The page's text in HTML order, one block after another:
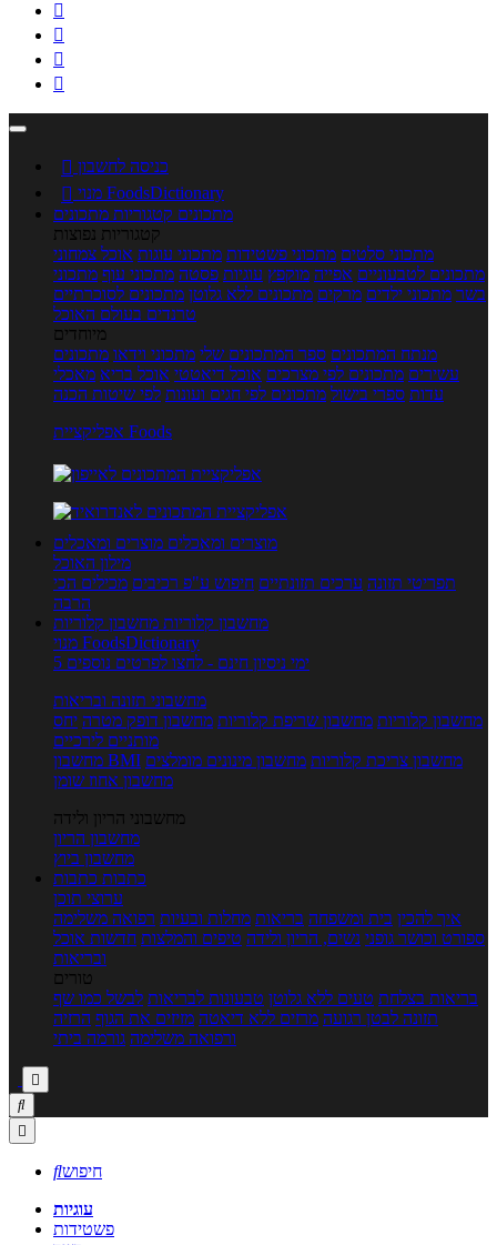




 כניסה לחשבון

מנוי FoodsDictionary
מתכונים קטגוריות מתכונים
קטגוריות נפוצות
מתכוני סלטים מתכוני פשטידות מתכוני עוגות אוכל צמחוני
מתכונים לטבעוניים אפייה מוקפץ עוגיות פסטה מתכוני עוף מתכוני
בשר מתכוני ילדים מרקים מתכונים ללא גלוטן מתכונים לסוכרתיים
טרנדים בעולם האוכל
מיוחדים
מנתח המתכונים ספר המתכונים שלי מתכוני וידאו מתכונים
עשירים מתכונים לפי מצרכים אוכל דיאטטי אוכל בריא מאכלי
עדות ספרי בישול מתכונים לפי חגים ועונות לפי שיטות הכנה
אפליקציית Foods
מוצרים ומאכלים מוצרים ומאכלים
מילון האוכל
תפריטי תזונה ערכים תזונתיים חיפוש ע"פ רכיבים מכילים הכי
הרבה
מחשבון קלוריות מחשבון קלוריות
מנוי FoodsDictionary
5 ימי ניסיון חינם - לחצו לפרטים נוספים
מחשבוני תזונה ובריאות
מחשבון קלוריות מחשבון שריפת קלוריות מחשבון דופק מטרה יחס
מותניים לירכיים
מחשבון BMI
מחשבון צריכת קלוריות מחשבון מינונים מומלצים
מחשבון אחוז שומן
מחשבוני הריון ולידה
מחשבון הריון
מחשבון ביוץ
כתבות כתבות
ערוצי תוכן
איך להכין בית ומשפחה בריאות מחלות ובעיות רפואה משלימה
ספורט וכושר גופני נשים, הריון ולידה טיפים והמלצות חדשות אוכל
ובריאות
טורים
בריאות בצלחת טעים ללא גלוטן טבעונות לבריאות לבשל כמו שף
תזונה לבטן רגועה מרזים ללא דיאטה מזיזים את הגוף הרזיה
ורפואה משלימה גורמה ביתי



חיפוש
עוגיות
פשטידות